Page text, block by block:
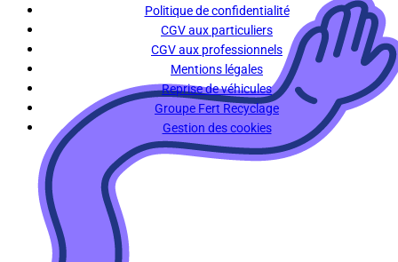
Politique de confidentialité
CGV aux particuliers
CGV aux professionnels
Mentions légales
Reprise de véhicules
Groupe Fert Recyclage
Gestion des cookies